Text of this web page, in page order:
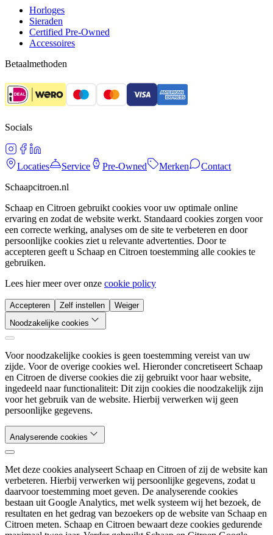
Horloges
Sieraden
Certified Pre-Owned
Accessoires
Betaalmethoden
Socials
Locaties Service Pre-Owned Merken
Contact
Schaapcitroen.nl
Schaap en Citroen gebruikt cookies voor uw optimale online
ervaring en zodat de website werkt. Standaard cookies zorgen voor
een correcte werking, analyses om de site te verbeteren en door
persoonlijke cookies ziet u relevante advertenties. Door te
accepteren geeft u Schaap en Citroen toestemming alle cookies te
gebruiken.
Lees hier meer over onze cookie policy
Accepteren Zelf instellen
Weiger
Noodzakelijke cookies
Voor noodzakelijke cookies is geen toestemming vereist van uw
zijde. Voor de overige cookies wel. Hieronder concretiseert Schaap
en Citroen de diverse cookies die zij gebruikt voor haar website,
ingedeeld naar functionaliteit: Dit zijn cookies die noodzakelijk zijn
voor het gebruik van de website. Hierbij verwerken wij geen
persoonlijke gegevens.
Analyserende cookies
Met deze cookies analyseert Schaap en Citroen of zij de website kan
verbeteren. Hierbij verwerken wij persoonlijke gegevens, zodat u
daarvoor toestemming moet geven. De analyserende cookies
bestaan uit Google Analytics, met welk systeem wij het bezoek, de
resultaten en het gedrag van bezoekers op de website van Schaap en
Citroen meten. Schaap en Citroen bewaart deze cookies gedurende